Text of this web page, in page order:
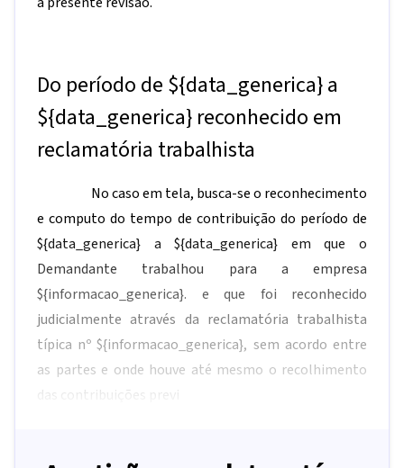
Do período de ${data_generica}a
${data_generica} reconhecido em
reclamatória trabalhista
No caso em tela, busca-se o reconhecimento
e computo do tempo de contribuição do período de
${data_generica} a${data_generica} em que o
Demandante trabalhou para a empresa
${informacao_generica}. e que foi reconhecido
judicialmente através da reclamatória trabalhista
típica nº${informacao_generica}, sem acordo entre
as partes e onde houve até mesmo o recolhimento
das contribuições previ